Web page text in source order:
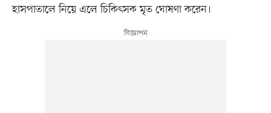
হাসপাতালে নিয়ে এলে চিকিৎসক মৃত ঘোষণা করেন।